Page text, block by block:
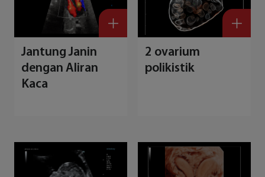
Jantung Janin
dengan Aliran
Kaca
2 ovarium
polikistik